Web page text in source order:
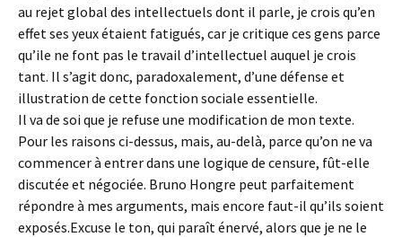
au rejet global des intellectuels dont il parle, je crois qu’en
effet ses yeux étaient fatigués, car je critique ces gens parce
qu’ile ne font pas le travail d’intellectuel auquel je crois
tant. Il s’agit donc, paradoxalement, d’une défense et
illustration de cette fonction sociale essentielle.
Il va de soi que je refuse une modification de mon texte.
Pour les raisons ci-dessus, mais, au-delà, parce qu’on ne va
commencer à entrer dans une logique de censure, fût-elle
discutée et négociée. Bruno Hongre peut parfaitement
répondre à mes arguments, mais encore faut-il qu’ils soient
exposés.Excuse le ton, qui paraît énervé, alors que je ne le